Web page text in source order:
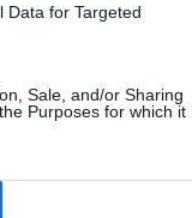
Data for Targeted
Sale, and/or Sharing
Purposes for which it